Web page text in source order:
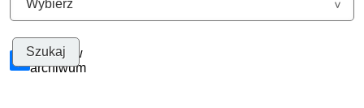
Szukaj w
archiwum